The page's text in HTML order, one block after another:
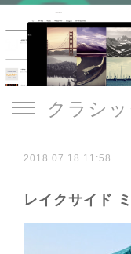
2018.07.18 11:58
レイクサイド